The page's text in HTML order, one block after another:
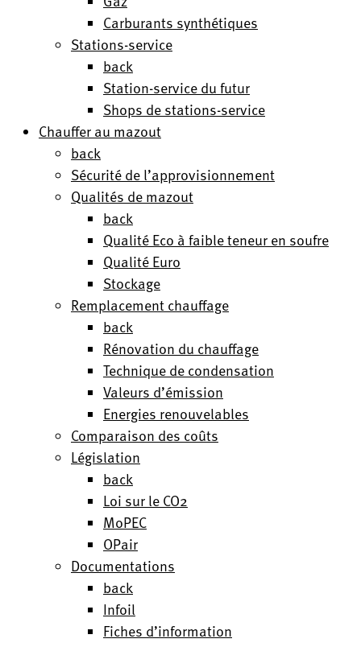
Carburants synthétiques
Stations-service
back
Station-service du futur
Shops de stations-service
Chauffer au mazout
back
Sécurité de l’approvisionnement
Qualités de mazout
back
Qualité Eco à faible teneur en soufre
Qualité Euro
Stockage
Remplacement chauffage
back
Rénovation du chauffage
Technique de condensation
Valeurs d’émission
Energies renouvelables
Comparaison des coûts
Législation
back
Loi sur le CO2
MoPEC
OPair
Documentations
back
Infoil
Fiches d’information